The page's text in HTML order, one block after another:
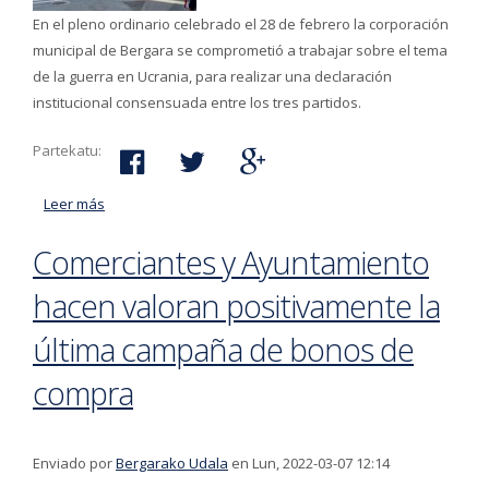
En el pleno ordinario celebrado el 28 de febrero la corporación
municipal de Bergara se comprometió a trabajar sobre el tema
de la guerra en Ucrania, para realizar una declaración
institucional consensuada entre los tres partidos.
Partekatu:
Leer más
Comerciantes y Ayuntamiento
hacen valoran positivamente la
última campaña de bonos de
compra
Enviado porBergarako Udala en Lun, 2022-03-07 12:14